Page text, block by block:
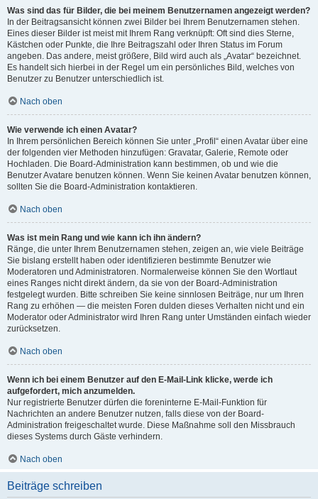
Was sind das für Bilder, die bei meinem Benutzernamen angezeigt werden?
In der Beitragsansicht können zwei Bilder bei Ihrem Benutzernamen stehen.
Eines dieser Bilder ist meist mit Ihrem Rang verknüpft: Oft sind dies Sterne,
Kästchen oder Punkte, die Ihre Beitragszahl oder Ihren Status im Forum
angeben. Das andere, meist größere, Bild wird auch als „Avatar“ bezeichnet.
Es handelt sich hierbei in der Regel um ein persönliches Bild, welches von
Benutzer zu Benutzer unterschiedlich ist.
Nach oben
Wie verwende ich einen Avatar?
In Ihrem persönlichen Bereich können Sie unter „Profil“ einen Avatar über eine
der folgenden vier Methoden hinzufügen: Gravatar, Galerie, Remote oder
Hochladen. Die Board-Administration kann bestimmen, ob und wie die
Benutzer Avatare benutzen können. Wenn Sie keinen Avatar benutzen können,
sollten Sie die Board-Administration kontaktieren.
Nach oben
Was ist mein Rang und wie kann ich ihn ändern?
Ränge, die unter Ihrem Benutzernamen stehen, zeigen an, wie viele Beiträge
Sie bislang erstellt haben oder identifizieren bestimmte Benutzer wie
Moderatoren und Administratoren. Normalerweise können Sie den Wortlaut
eines Ranges nicht direkt ändern, da sie von der Board-Administration
festgelegt wurden. Bitte schreiben Sie keine sinnlosen Beiträge, nur um Ihren
Rang zu erhöhen — die meisten Foren dulden dieses Verhalten nicht und ein
Moderator oder Administrator wird Ihren Rang unter Umständen einfach wieder
zurücksetzen.
Nach oben
Wenn ich bei einem Benutzer auf den E-Mail-Link klicke, werde ich
aufgefordert, mich anzumelden.
Nur registrierte Benutzer dürfen die foreninterne E-Mail-Funktion für
Nachrichten an andere Benutzer nutzen, falls diese von der Board-
Administration freigeschaltet wurde. Diese Maßnahme soll den Missbrauch
dieses Systems durch Gäste verhindern.
Nach oben
Beiträge schreiben